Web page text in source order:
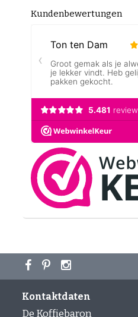
Kundenbewertungen
Kontaktdaten
De Koffiebaron